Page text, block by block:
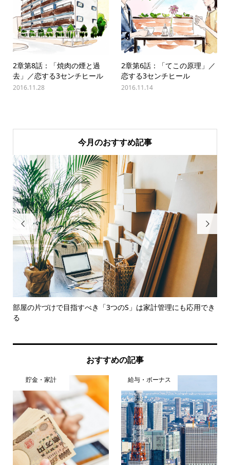
2章第8話：「焼肉の煙と過
去」／恋する3センチヒール
2016.11.28
2章第6話：「てこの原理」／
恋する3センチヒール
2016.11.14
今月のおすすめ記事

部屋の片づけで目指すべき「3つのS」は家計管理にも応用でき
る

おすすめの記事
貯金・家計 給与・ボーナス